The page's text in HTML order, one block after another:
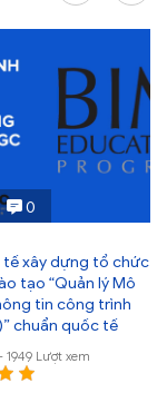
0
tế xây dựng tổ chức
tạo “Quản lý Mô
tin công trình
chuẩn quốc tế
1949 Lượt xem